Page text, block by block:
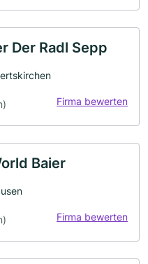
Der Radl Sepp
Firma bewerten
Baier
Firma bewerten